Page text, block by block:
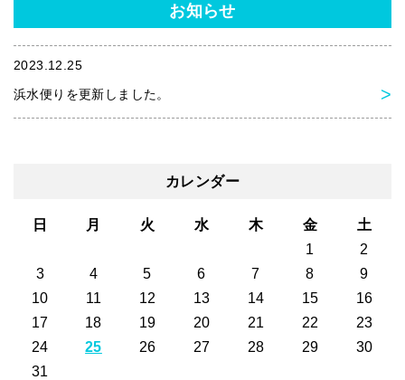
カレンダー
日 月 火 水 木 金
土
1
2
3
4 5 6 7 8
9
10
11 12 13 14 15
16
17
18 19 20 21 22
23
24
25 26 27 28 29
30
31
お知らせ
2023.12.25
浜水便りを更新しました。